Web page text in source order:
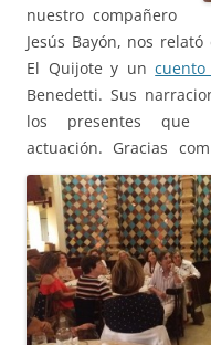
nuestro compañero
Jesús Bayón, nos
El Quijote y un
Benedetti. Sus
los presentes que
actuación. Gracias